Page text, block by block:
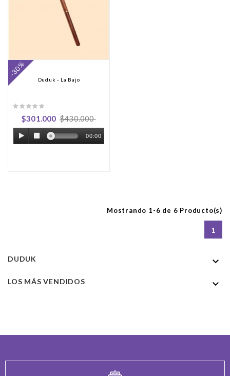
Duduk - La Bajo
$301.000 $430.000
00:00
-30%
Mostrando 1-6 de 6 Producto(s)
1
DUDUK 
LOS MÁS VENDIDOS 